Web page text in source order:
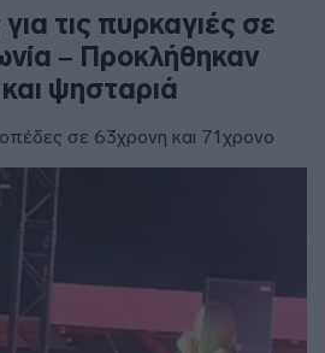
τις πυρκαγιές σε
– Προκλήθηκαν
ψησταριά
σε 63χρονη και 71χρονο